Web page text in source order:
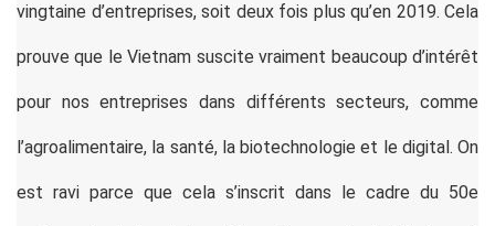
vingtaine d’entreprises, soit deux fois plus qu’en 2019. Cela
prouve que le Vietnam suscite vraiment beaucoup d’intérêt
pour nos entreprises dans différents secteurs, comme
l’agroalimentaire, la santé, la biotechnologie et le digital. On
est ravi parce que cela s’inscrit dans le cadre du 50e